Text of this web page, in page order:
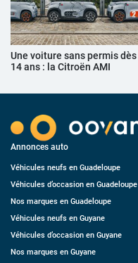
Une voiture sans permis dès
14 ans : la Citroën AMI
Annonces auto
Véhicules neufs en Guadeloupe
Véhicules d’occasion en Guadeloupe
Nos marques en Guadeloupe
Véhicules neufs en Guyane
Véhicules d’occasion en Guyane
Nos marques en Guyane